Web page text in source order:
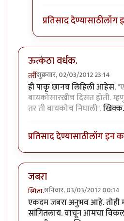
प्रतिसाद देण्यासाठीलॉग
ऊत्कंठा वर्धक.
तर्रीशुक्रवार, 02/03/2012 23:14
ही पाकृ छानच लिहिली आहेस.
बायकोसारखीच दिसत होती.
तर ती बायकोच निघाली".
प्रतिसाद देण्यासाठीलॉग इन
जबरा
स्मिता.शनिवार, 03/03/2012 00:14
एकदम जबरा अनुभव आहे. तोही
सांगितलाय. वाचून आमचा